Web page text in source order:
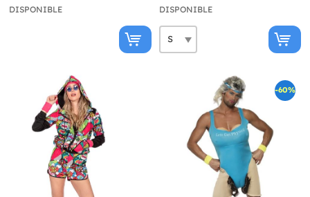
DISPONIBLE DISPONIBLE
-60%